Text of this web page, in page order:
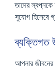
তাদের
সুযোগ হিসেবে
ব্যক্তিগত
আপনার